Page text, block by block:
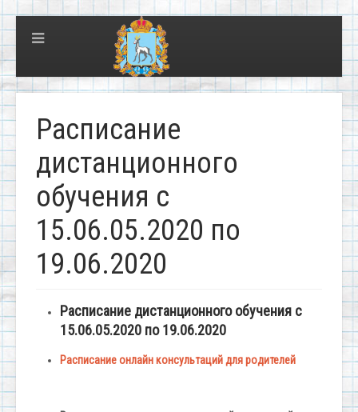
Расписание
дистанционного
обучения с
15.06.05.2020 по
19.06.2020
Расписание дистанционного обучения с
15.06.05.2020 по 19.06.2020
Расписание онлайн консультаций для родителей